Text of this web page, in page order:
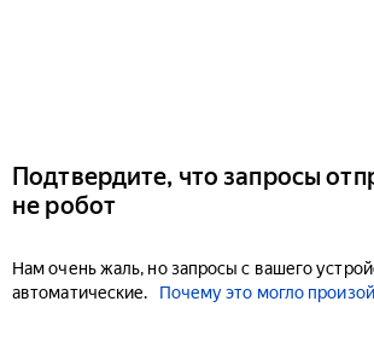
Подтвердите, что запросы
не робот
Нам очень жаль, но запросы с вашего
автоматические.
Почему это могло